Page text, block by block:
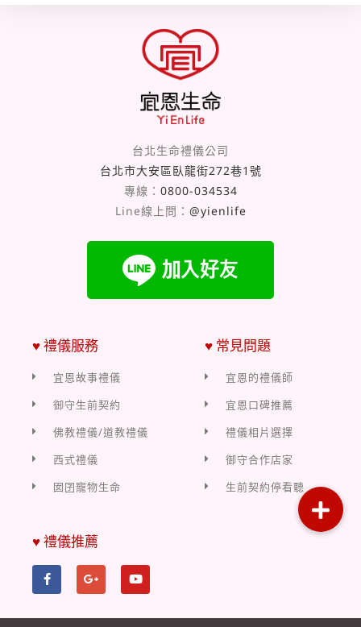
台北生命禮儀公司
台北市大安區臥龍街272巷1號
專線： 0800-034534
Line線上問： @yienlife
♥ 禮儀服務
宜恩故事禮儀
御守生前契約
佛教禮儀/道教禮儀
西式禮儀
囡囝寵物生命
♥ 常見問題
宜恩的禮儀師
宜恩口碑推薦
禮儀相片選擇
御守合作店家
生前契約停看聽
♥ 禮儀推薦